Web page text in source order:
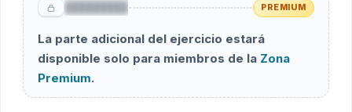
PREMIUM
La parte adicional del ejercicio estará
disponible solo para miembros de la Zona
Premium.